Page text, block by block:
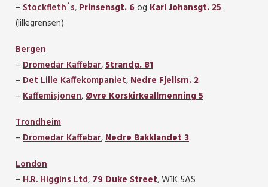
– Stockfleth`s,Prinsensgt. 6og Karl Johansgt. 25
(lillegrensen)
Bergen
– Dromedar Kaffebar,Strandg. 81
– Det Lille Kaffekompaniet,Nedre Fjellsm. 2
– Kaffemisjonen,Øvre Korskirkeallmenning 5
Trondheim
– Dromedar Kaffebar,Nedre Bakklandet 3
London
– H.R. Higgins Ltd,79 Duke Street, W1K 5AS